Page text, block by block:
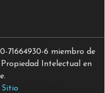
71664930-6 miembro de
Intelectual en
Sitio